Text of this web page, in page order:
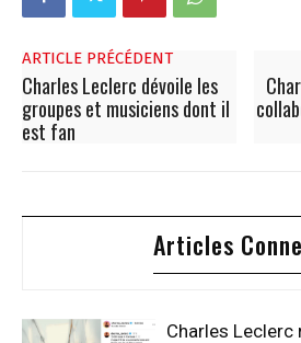
ARTICLE PRÉCÉDENT
Charles Leclerc dévoile les
groupes et musiciens dont il
est fan
Articles
Charles Leclerc